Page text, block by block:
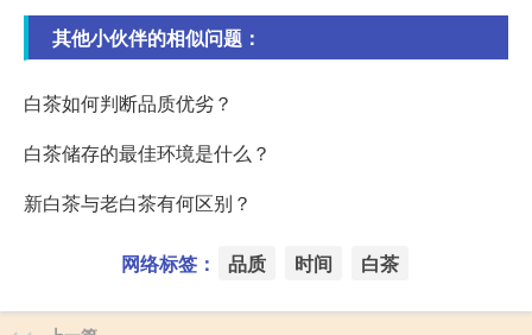
其他小伙伴的相似问题：
白茶如何判断品质优劣？
白茶储存的最佳环境是什么？
新白茶与老白茶有何区别？
网络标签： 品质 时间 白茶